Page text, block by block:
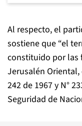
Al respecto, el
sostiene que “el
constituido por las
Jerusalén Oriental,
242 de 1967 y N°
Seguridad de